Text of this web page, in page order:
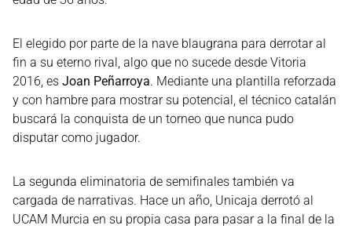
El elegido por parte de la nave blaugrana para derrotar al
fin a su eterno rival, algo que no sucede desde Vitoria
2016, es Joan Peñarroya. Mediante una plantilla reforzada
y con hambre para mostrar su potencial, el técnico catalán
buscará la conquista de un torneo que nunca pudo
disputar como jugador.
La segunda eliminatoria de semifinales también va
cargada de narrativas. Hace un año, Unicaja derrotó al
UCAM Murcia en su propia casa para pasar a la final de la